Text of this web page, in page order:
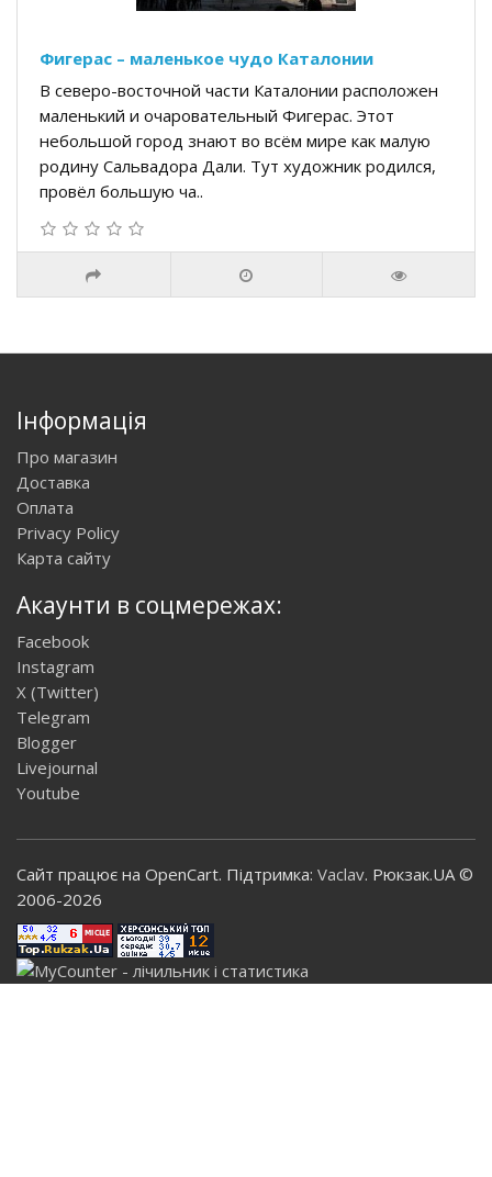
Фигерас – маленькое чудо Каталонии
В северо-восточной части Каталонии расположен
маленький и очаровательный Фигерас. Этот
небольшой город знают во всём мире как малую
родину Сальвадора Дали. Тут художник родился,
провёл большую ча..
Інформація
Про магазин
Доставка
Оплата
Privacy Policy
Карта сайту
Акаунти в соцмережах:
Facebook
Instagram
X (Twitter)
Telegram
Blogger
Livejournal
Youtube
Сайт працює на OpenCart. Підтримка: Vaclav. Рюкзак.UA ©
2006-2026